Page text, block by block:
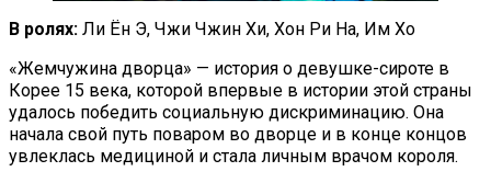
В ролях: Ли Ён Э, Чжи Чжин Хи, Хон Ри На, Им Хо
«Жемчужина дворца» — история о девушке-сироте в
Корее 15 века, которой впервые в истории этой страны
удалось победить социальную дискриминацию. Она
начала свой путь поваром во дворце и в конце концов
увлеклась медициной и стала личным врачом короля.